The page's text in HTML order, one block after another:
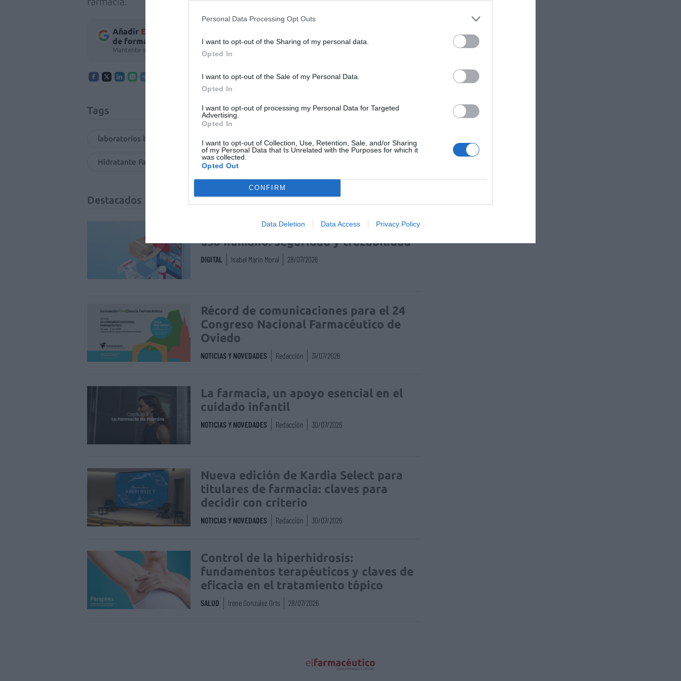
Personal Data Processing Opt Outs
I want to opt-out of the Sharing of my personal data.
Opted In
I want to opt-out of the Sale of my Personal Data.
Opted In
I want to opt-out of processing my Personal Data for Targeted
Advertising.
Opted In
I want to opt-out of Collection, Use, Retention, Sale, and/or Sharing
of my Personal Data that Is Unrelated with the Purposes for which it
was collected.
Opted Out
CONFIRM
Data Deletion Data Access Privacy Policy
Añadir El Farmacéutico
de forma gratuita
Mantente informado con las últimas noticias de actualidad.
ACTIVAR AHORA
Tags
laboratorios babe hidratación fotoprotección
Hidratante Facial Pediátrica SPF 30
Destacados
La venta online de medicamentos de
uso humano: seguridad y trazabilidad
DIGITAL Isabel Marín Moral 28/07/2026
Récord de comunicaciones para el 24
Congreso Nacional Farmacéutico de
Oviedo
NOTICIAS Y NOVEDADES Redacción 31/07/2026
La farmacia, un apoyo esencial en el
cuidado infantil
NOTICIAS Y NOVEDADES Redacción 30/07/2026
Nueva edición de Kardia Select para
titulares de farmacia: claves para
decidir con criterio
NOTICIAS Y NOVEDADES Redacción 30/07/2026
Control de la hiperhidrosis:
fundamentos terapéuticos y claves de
eficacia en el tratamiento tópico
SALUD Irene González Orts 28/07/2026